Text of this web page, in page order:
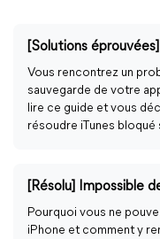
Vous rencontrez un
sauvegarde de votre
lire ce guide et vous
résoudre iTunes bloqué
[Résolu] Impossible
Pourquoi vous ne
iPhone et comment y